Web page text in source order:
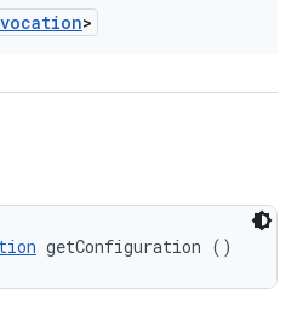
>
getConfiguration ()